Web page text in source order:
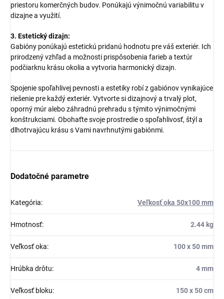
priestoru komerčných budov. Ponúkajú výnimočnú variabilitu v
dizajne a využití.
3. Estetický dizajn:
Gabióny ponúkajú estetickú pridanú hodnotu pre váš exteriér. Ich
prirodzený vzhľad a možnosti prispôsobenia farieb a textúr
podčiarknu krásu okolia a vytvoria harmonický dizajn.
Spojenie spoľahlivej pevnosti a estetiky robí z gabiónov vynikajúce
riešenie pre každý exteriér. Vytvorte si dizajnový a trvalý plot,
oporný múr alebo záhradnú prehradu s týmito výnimočnými
konštrukciami. Obohaťte svoje prostredie o spoľahlivosť, štýl a
dlhotrvajúcu krásu s Vami navrhnutými gabiónmi.
Dodatočné parametre
Kategória: Veľkosť oka 50x100 mm
Hmotnosť: 2.44 kg
Veľkosť oka: 100 x 50 mm
Hrúbka drôtu: 4 mm
Veľkosť bloku: 150 x 50 cm